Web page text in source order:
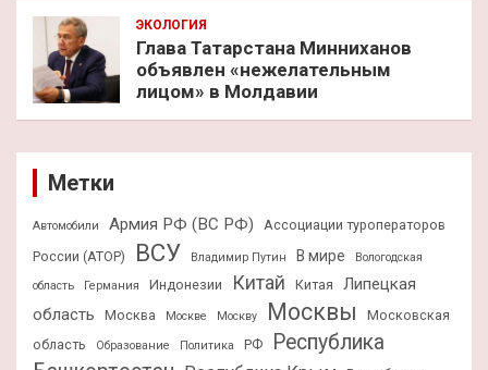
ЭКОЛОГИЯ
Глава Татарстана Минниханов
объявлен «нежелательным
лицом» в Молдавии
Метки
Автомобили Армия РФ (ВС РФ)
Ассоциации туроператоров
России (АТОР)
ВСУ Владимир Путин В мире
Вологодская
область
Германия Индонезии Китай Китая
Липецкая
область
Москва Москве Москву Москвы
Московская
область
Образование Политика РФ
Республика